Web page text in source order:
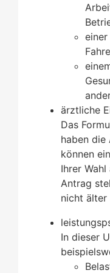
ärztliche
Das
haben die
können
Ihrer
Antrag
nicht älter
In dieser